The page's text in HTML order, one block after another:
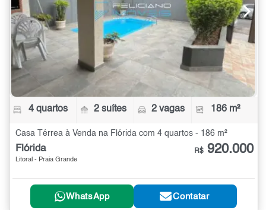
4 quartos 2 suítes 2 vagas 186 m²
Casa Térrea à Venda na Flórida com 4 quartos - 186 m²
Flórida
Litoral - Praia Grande
R$ 920.000
WhatsApp Contatar